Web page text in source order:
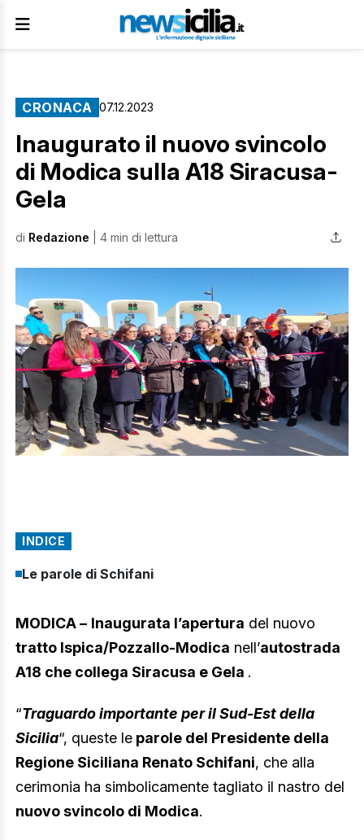
CRONACA 07.12.2023
Inaugurato il nuovo svincolo
di Modica sulla A18 Siracusa-
Gela
di Redazione | 4 min di lettura
INDICE
Le parole di Schifani
MODICA – Inaugurata l’apertura del nuovo
tratto Ispica/Pozzallo-Modica nell’autostrada
A18 che collega Siracusa e Gela .
“Traguardo importante per il Sud-Est della
Sicilia“, queste le parole del Presidente della
Regione Siciliana Renato Schifani, che alla
cerimonia ha simbolicamente tagliato il nastro del
nuovo svincolo di Modica.